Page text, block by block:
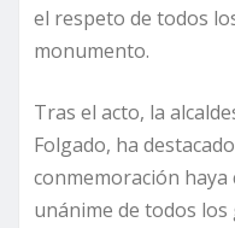
el respeto de todos
monumento.
Tras el acto, la
Folgado, ha
conmemoración
unánime de todos